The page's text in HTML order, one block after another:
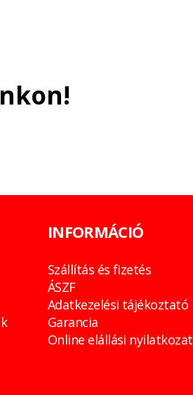
INFORMÁCIÓ
Szállítás és fizetés
ÁSZF
Adatkezelési tájékoztató
Garancia
Online elállási nyilatkozat